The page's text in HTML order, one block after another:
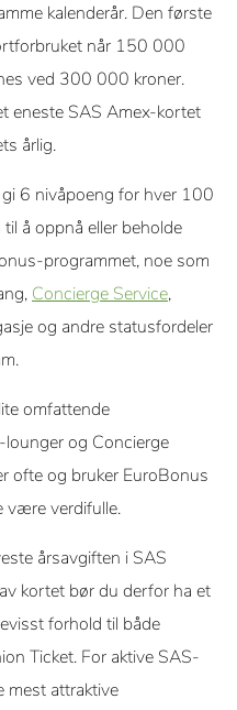
kalenderår. Den første
når 150 000
ved 300 000 kroner.
eneste SAS Amex-kortet
årlig.
6 nivåpoeng for hver 100
å oppnå eller beholde
programmet, noe som
Concierge Service,
og andre statusfordeler
omfattende
lounger og Concierge
ofte og bruker EuroBonus
være verdifulle.
årsavgiften i SAS
kortet bør du derfor ha et
forhold til både
Ticket. For aktive SAS-
mest attraktive